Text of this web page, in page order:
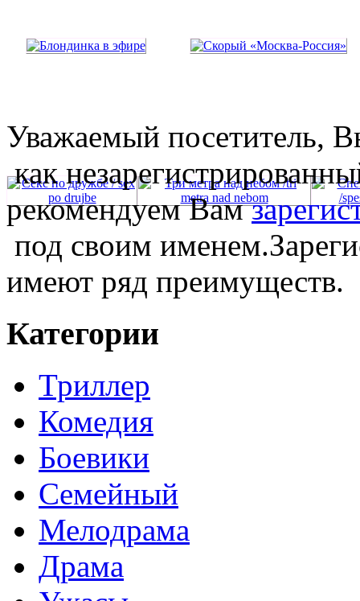
Уважаемый посетитель,
как
рекомендуем Вам
под своим
имеют ряд преимуществ.
Категории
Триллер
Комедия
Боевики
Семейный
Мелодрама
Драма